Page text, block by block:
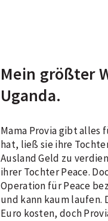
Mein größter
Uganda.
Mama Provia gibt alles
hat, ließ sie ihre
Ausland Geld zu
ihrer Tochter Peace.
Operation für Peace
und kann kaum laufen.
Euro kosten, doch